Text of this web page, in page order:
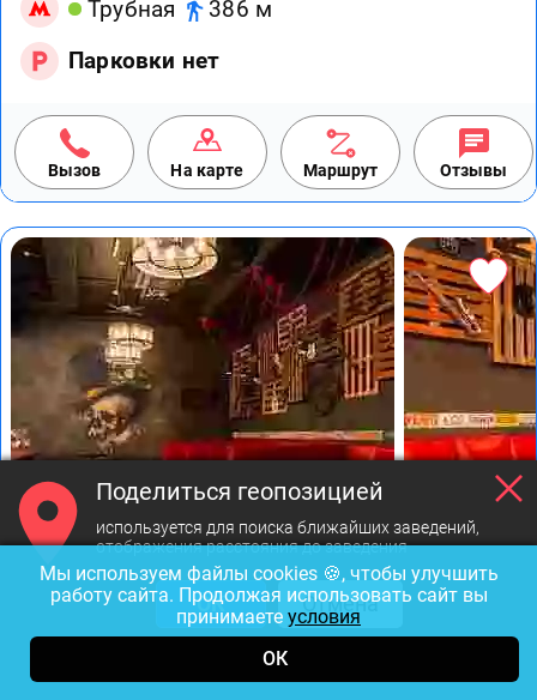
Трубная
386 м
Парковки нет
Вызов На карте Маршрут Отзывы
Фото предоставлены заведением
Гадкий койот
Поделиться геопозицией
используется для поиска ближайших заведений,
отображения расстояния до заведения
ОК Отмена
Мы используем файлы cookies 🍪, чтобы улучшить
работу сайта. Продолжая использовать сайт вы
принимаете условия
ОК